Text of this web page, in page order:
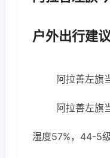
户外出行建议
阿拉善左旗
阿拉善左旗
湿度57%，44-5级